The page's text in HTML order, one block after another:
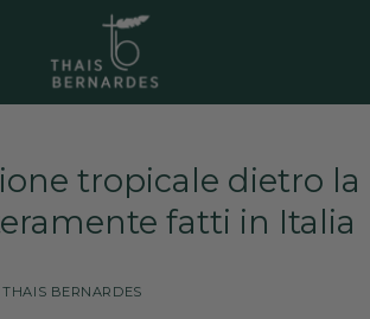
tropicale dietro la
fatti in Italia
THAIS BERNARDES